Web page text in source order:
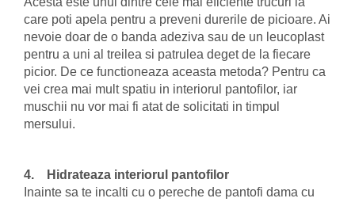
care poti apela pentru a preveni durerile de picioare. Ai
nevoie doar de o banda adeziva sau de un leucoplast
pentru a uni al treilea si patrulea deget de la fiecare
picior. De ce functioneaza aceasta metoda? Pentru ca
vei crea mai mult spatiu in interiorul pantofilor, iar
muschii nu vor mai fi atat de solicitati in timpul
mersului.
4. Hidrateaza interiorul pantofilor
Inainte sa te incalti cu o pereche de pantofi dama cu